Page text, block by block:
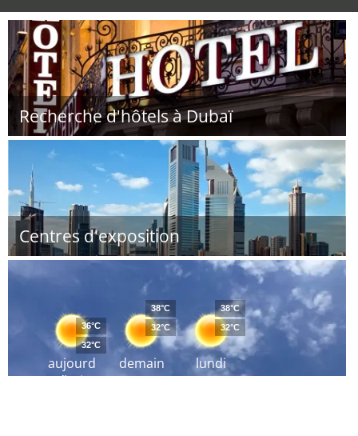
Recherche d'hôtels à Dubaï
Centres d'exposition
aujourd
´hui
36°C
32°C
demain
38°C
32°C
lundi
38°C
32°C